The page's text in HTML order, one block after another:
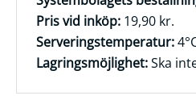
Ölprovning
YouTube
Pris vid inköp: 19,90 kr.
Serveringstemperatur:
Lagringsmöjlighet:Ska